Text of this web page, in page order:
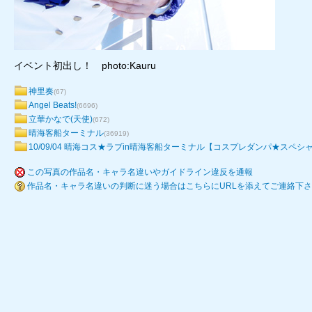
イベント初出し！ photo:Kauru
神里奏(67)
Angel Beats!(6696)
立華かなで(天使)(672)
晴海客船ターミナル(36919)
10/09/04 晴海コス★ラブin晴海客船ターミナル【コスプレダンパ★スペシャ
この写真の作品名・キャラ名違いやガイドライン違反を通報
作品名・キャラ名違いの判断に迷う場合はこちらにURLを添えてご連絡下